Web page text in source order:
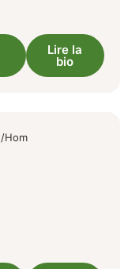
Lire la
bio
Hom